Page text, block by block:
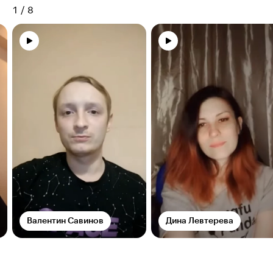
1 / 8
Валентин Савинов Дина Левтерева